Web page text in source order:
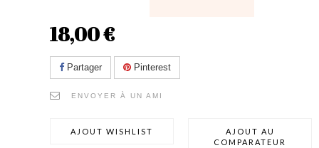
18,00 €
Partager Pinterest
ENVOYER À UN AMI
AJOUT WISHLIST
AJOUT AU
COMPARATEUR